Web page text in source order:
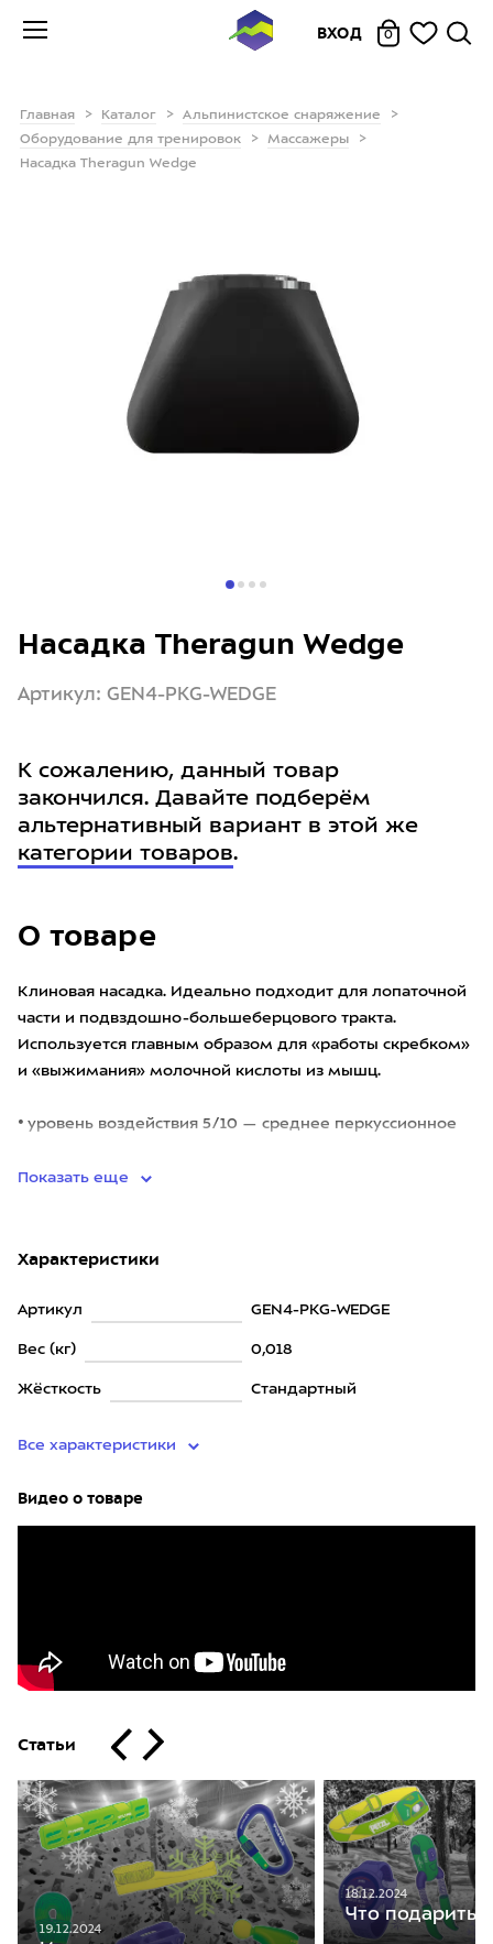
ВХОД 0
Главная Каталог
Альпинистское снаряжение
Оборудование для тренировок
Массажеры
Насадка Theragun Wedge
О товаре
Клиновая насадка. Идеально подходит для лопаточной
части и подвздошно-большеберцового тракта.
Используется главным образом для «работы скребком»
и «выжимания» молочной кислоты из мышц.
• уровень воздействия 5/10 — среднее перкуссионное
Показать еще
Характеристики
Артикул GEN4-PKG-WEDGE
Вес (кг) 0,018
Жёсткость Стандартный
Все характеристики
Видео о товаре
Статьи
19.12.2024
18.12.2024
Что подарить
Насадка Theragun Wedge
Артикул: GEN4-PKG-WEDGE
К сожалению, данный товар
закончился. Давайте подберём
альтернативный вариант в этой же
категории товаров.